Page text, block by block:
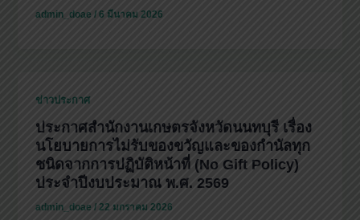
admin_doae/6 มีนาคม 2026
ข่าวประกาศ
ประกาศสำนักงานเกษตรจังหวัดนนทบุรี เรื่อง
นโยบายการไม่รับของขวัญและของกำนัลทุก
ชนิดจากการปฏิบัติหน้าที่ (No Gift Policy)
ประจำปีงบประมาณ พ.ศ. 2569
admin_doae/22 มกราคม 2026